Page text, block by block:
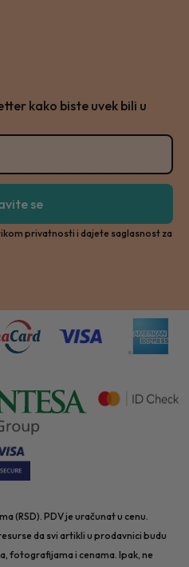
kako biste uvek bili u
se
privatnosti i dajete saglasnost za
(RSD). PDV je uračunat u cenu.
da svi artikli u prodavnici budu
fotografijama i cenama. Ipak, ne